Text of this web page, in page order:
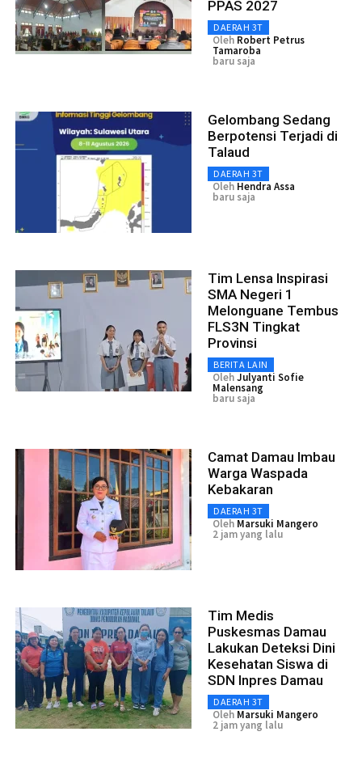
PPAS 2027
DAERAH 3T
Oleh Robert Petrus
Tamaroba
baru saja
Gelombang Sedang
Berpotensi Terjadi di
Talaud
DAERAH 3T
Oleh Hendra Assa
baru saja
Tim Lensa Inspirasi
SMA Negeri 1
Melonguane Tembus
FLS3N Tingkat
Provinsi
BERITA LAIN
OlehJulyanti Sofie
Malensang
baru saja
Camat Damau Imbau
Warga Waspada
Kebakaran
DAERAH 3T
Oleh Marsuki Mangero
2 jam yang lalu
Tim Medis
Puskesmas Damau
Lakukan Deteksi Dini
Kesehatan Siswa di
SDN Inpres Damau
DAERAH 3T
Oleh Marsuki Mangero
2 jam yang lalu